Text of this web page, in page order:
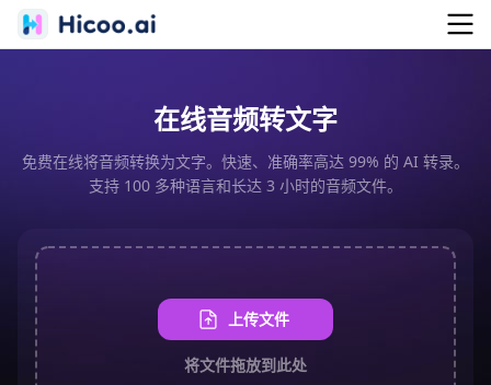
在线音频转文字
免费在线将音频转换为文字。快速、准确率高达 99% 的 AI 转录。
支持 100 多种语言和长达 3 小时的音频文件。
上传文件
将文件拖放到此处